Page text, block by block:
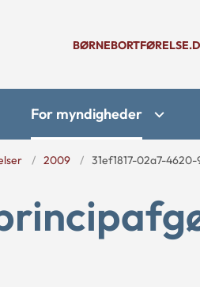
For myndigheder
2009 31ef1817-02a7-